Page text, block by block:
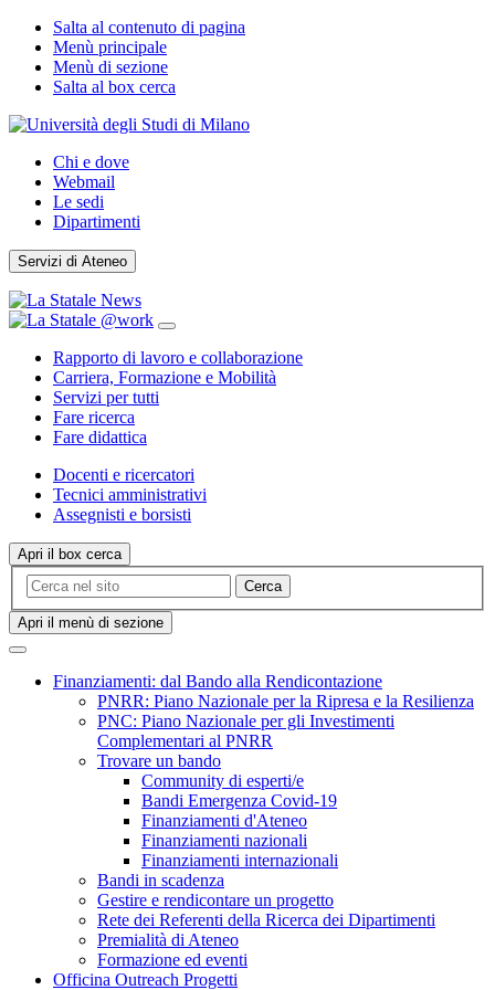
Salta al contenuto di pagina
Menù principale
Menù di sezione
Salta al box cerca
Chi e dove
Webmail
Le sedi
Dipartimenti
Servizi di Ateneo
Rapporto di lavoro e collaborazione
Carriera, Formazione e Mobilità
Servizi per tutti
Fare ricerca
Fare didattica
Docenti e ricercatori
Tecnici amministrativi
Assegnisti e borsisti
Apri il box cerca
Cerca
Apri il menù di sezione
Finanziamenti: dal Bando alla Rendicontazione
PNRR: Piano Nazionale per la Ripresa e la Resilienza
PNC: Piano Nazionale per gli Investimenti
Complementari al PNRR
Trovare un bando
Community di esperti/e
Bandi Emergenza Covid-19
Finanziamenti d'Ateneo
Finanziamenti nazionali
Finanziamenti internazionali
Bandi in scadenza
Gestire e rendicontare un progetto
Rete dei Referenti della Ricerca dei Dipartimenti
Premialità di Ateneo
Formazione ed eventi
Officina Outreach Progetti